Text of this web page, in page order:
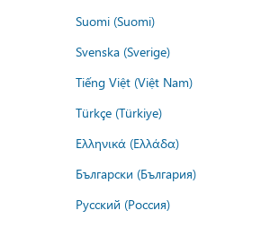
Suomi (Suomi)
Svenska (Sverige)
Tiếng Việt (Việt Nam)
Türkçe (Türkiye)
Ελληνικά (Ελλάδα)
Български (България)
Русский (Россия)